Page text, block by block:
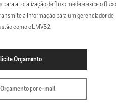
para a totalização de fluxo mede e exibe o fluxo
a informação para um gerenciador de
como o LMV52.
Orçamento
por e-mail